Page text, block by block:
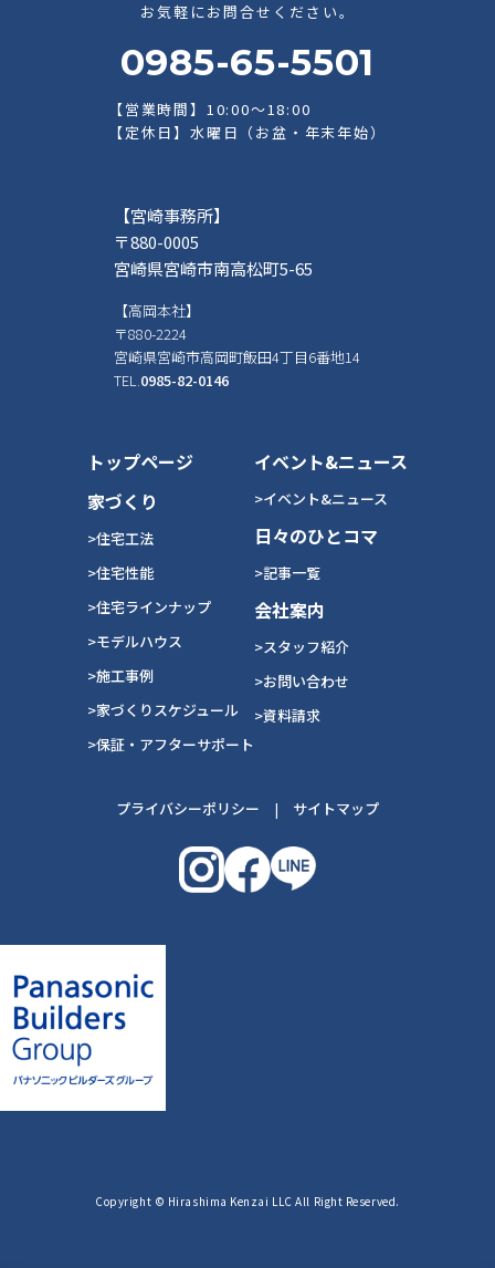
お気軽にお問合せください。
0985-65-5501
【営業時間】10:00～18:00
【定休日】水曜日（お盆・年末年始）
【宮崎事務所】
〒880-0005
宮崎県宮崎市南高松町5-65
【高岡本社】
〒880-2224
宮崎県宮崎市高岡町飯田4丁目6番地14
TEL.0985-82-0146
トップページ
家づくり
>住宅工法
>住宅性能
>住宅ラインナップ
>モデルハウス
>施工事例
>家づくりスケジュール
>保証・アフターサポート
イベント&ニュース
>イベント&ニュース
日々のひとコマ
>記事一覧
会社案内
>スタッフ紹介
>お問い合わせ
>資料請求
プライバシーポリシー | サイトマップ
Copyright © Hirashima Kenzai LLC All Right Reserved.